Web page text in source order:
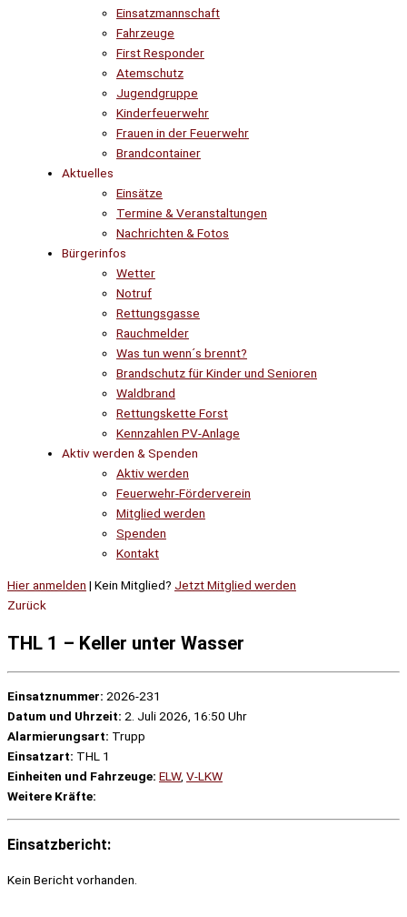
Einsatzmannschaft
Fahrzeuge
First Responder
Atemschutz
Jugendgruppe
Kinderfeuerwehr
Frauen in der Feuerwehr
Brandcontainer
Aktuelles
Einsätze
Termine & Veranstaltungen
Nachrichten & Fotos
Bürgerinfos
Wetter
Notruf
Rettungsgasse
Rauchmelder
Was tun wenn´s brennt?
Brandschutz für Kinder und Senioren
Waldbrand
Rettungskette Forst
Kennzahlen PV-Anlage
Aktiv werden & Spenden
Aktiv werden
Feuerwehr-Förderverein
Mitglied werden
Spenden
Kontakt
Hier anmelden | Kein Mitglied? Jetzt Mitglied werden
Zurück
THL 1 – Keller unter Wasser
Einsatznummer: 2026-231
Datum und Uhrzeit: 2. Juli 2026, 16:50 Uhr
Alarmierungsart: Trupp
Einsatzart: THL 1
Einheiten und Fahrzeuge: ELW, V-LKW
Weitere Kräfte:
Einsatzbericht:
Kein Bericht vorhanden.